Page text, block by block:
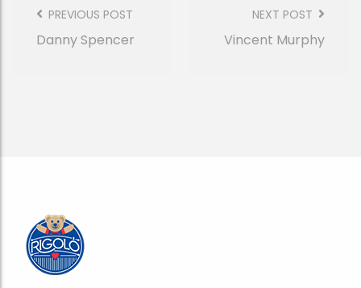
Navigation
PREVIOUS POST
Danny Spencer
NEXT POST
Vincent Murphy